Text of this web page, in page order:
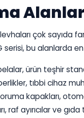
çok sayıda
serisi, bu alanlarda
ürün teşhir
tıbbi cihaz
kapakları,
raf ayırıcılar ve